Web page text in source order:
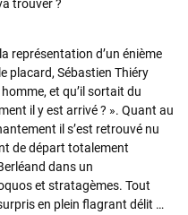
trouver ?
représentation d’un énième
placard, Sébastien Thiéry
et qu’il sortait du
il y est arrivé ? ». Quant au
il s’est retrouvé nu
de départ totalement
dans un
et stratagèmes. Tout
en plein flagrant délit …